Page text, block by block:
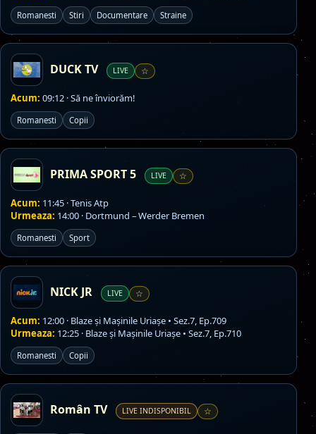
Romanesti Stiri Documentare Straine
DUCK TV LIVE ☆
Acum: 09:12 · Să ne înviorăm!
Romanesti Copii
PRIMA SPORT 5 LIVE ☆
Acum: 11:45 · Tenis Atp
Urmeaza: 14:00 · Dortmund – Werder Bremen
Romanesti Sport
NICK JR LIVE ☆
Acum: 12:00 · Blaze și Mașinile Uriașe • Sez.7, Ep.709
Urmeaza: 12:25 · Blaze și Mașinile Uriașe • Sez.7, Ep.710
Romanesti Copii
Român TV LIVE INDISPONIBIL ☆